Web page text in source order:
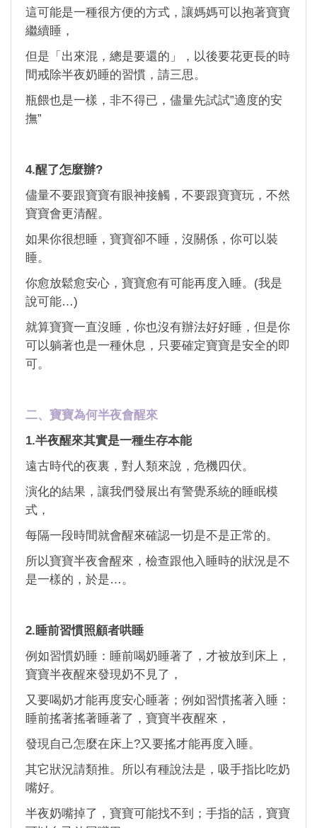
這可能是一種很方便的方式，讓媽媽可以抱著寶寶
繼續睡，
但是「出來混，總是要還的」，以後要花更長的時
間戒除半夜奶睡的習慣，請三思。
瓶餵也是一樣，非不得已，儘量先試試”適度的安
撫”
4.醒了怎麼辦?
儘量不要跟寶寶有眼神接觸，不要跟寶寶玩，不然
寶寶會更清醒。
如果你很想睡，寶寶卻不睡，沒關係，你可以裝
睡。
你愈放鬆愈安心，寶寶愈有可能再度入睡。(我是
說可能…)
就算寶寶一直沒睡，你也沒有辦法好好睡，但是你
可以躺著也是一種休息，只要確定寶寶是安全的即
可。
二、寶寶為何半夜會醒來
1.半夜醒來其實是一種生存本能
遠古時代的夜裏，對人類來說，危機四伏。
演化的結果，讓我們發展出有警覺系統的睡眠模
式，
每隔一段時間就會醒來確認一切是不是正常的。
所以寶寶半夜會醒來，檢查跟他入睡時的狀況是不
是一樣的，於是…。
2.睡前習慣照顧者哄睡
例如習慣奶睡：睡前喝奶睡著了，才被放到床上，
寶寶半夜醒來發現奶不見了，
又要喝奶才能再度安心睡著；例如習慣搖著入睡：
睡前搖著搖著睡著了，寶寶半夜醒來，
發現自己怎麼在床上?又要搖才能再度入睡。
其它狀況請類推。所以有種說法是，吸手指比吃奶
嘴好。
半夜奶嘴掉了，寶寶可能找不到；手指的話，寶寶